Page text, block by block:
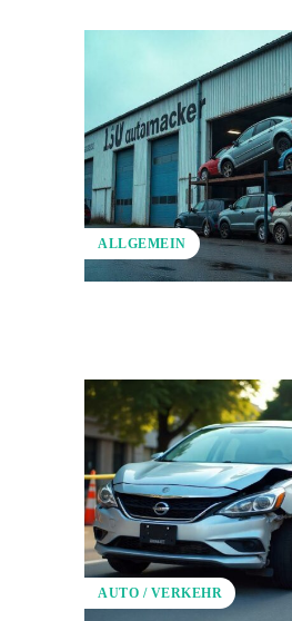
ALLGEMEIN
AUTO / VERKEHR